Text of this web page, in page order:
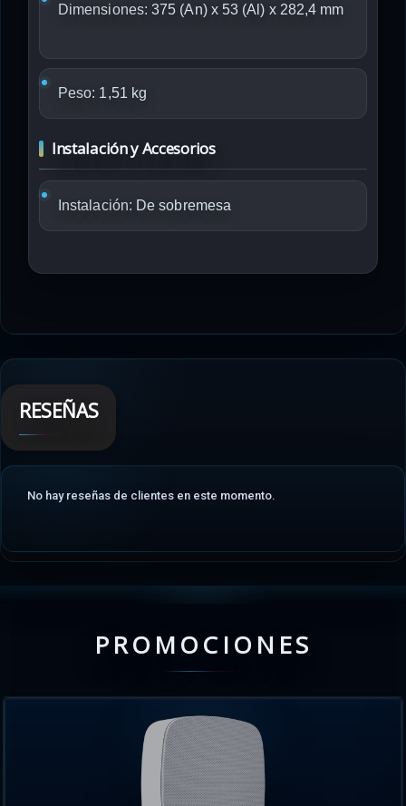
Dimensiones: 375 (An) x 53 (Al) x 282,4 mm
Peso: 1,51 kg
Instalación y Accesorios
Instalación: De sobremesa
RESEÑAS
No hay reseñas de clientes en este momento.
PROMOCIONES